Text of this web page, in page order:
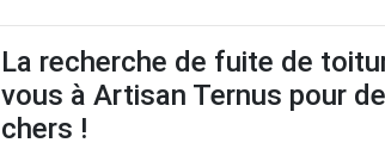
La recherche de fuite de
vous à Artisan Ternus pour
chers !